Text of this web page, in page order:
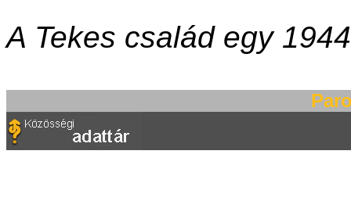
A Tekes család egy